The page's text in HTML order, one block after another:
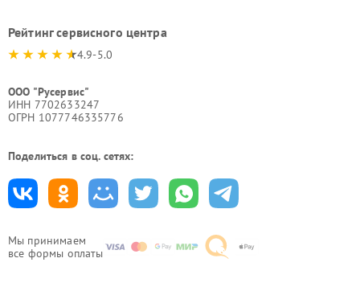
Мы принимаем
все формы оплаты
Рейтинг сервисного центра
4.9-5.0
ООО "Русервис"
ИНН 7702633247
ОГРН 1077746335776
Поделиться в соц. сетях: